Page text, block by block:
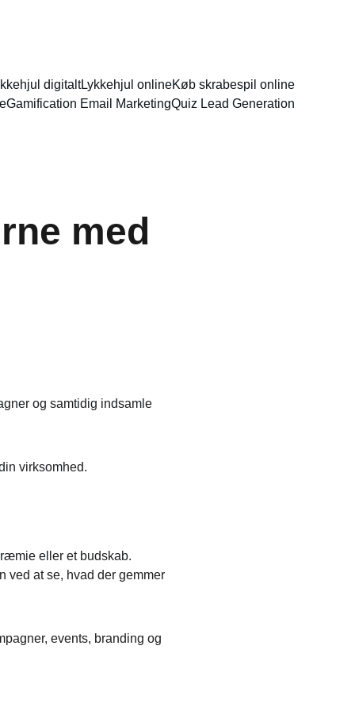
digitaltLykkehjul onlineKøb skrabespil online
Gamification Email MarketingQuiz Lead Generation
med
og samtidig indsamle
virksomhed.
eller et budskab.
ved at se, hvad der gemmer
events, branding og